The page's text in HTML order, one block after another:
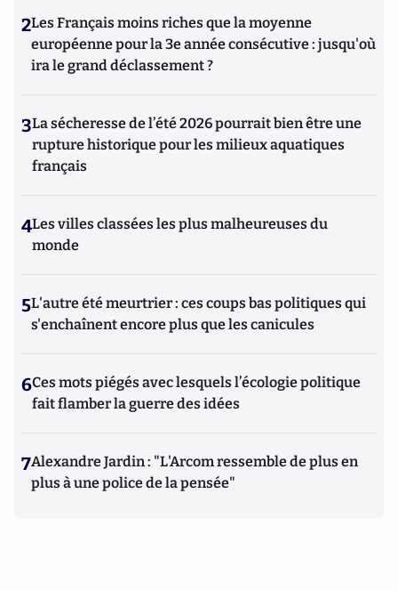
2Les Français moins riches que la moyenne
européenne pour la 3e année consécutive : jusqu'où
ira le grand déclassement ?
3La sécheresse de l’été 2026 pourrait bien être une
rupture historique pour les milieux aquatiques
français
4Les villes classées les plus malheureuses du
monde
5L'autre été meurtrier : ces coups bas politiques qui
s'enchaînent encore plus que les canicules
6Ces mots piégés avec lesquels l’écologie politique
fait flamber la guerre des idées
7Alexandre Jardin : "L'Arcom ressemble de plus en
plus à une police de la pensée"